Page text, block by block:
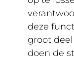
deze
groot
doen de